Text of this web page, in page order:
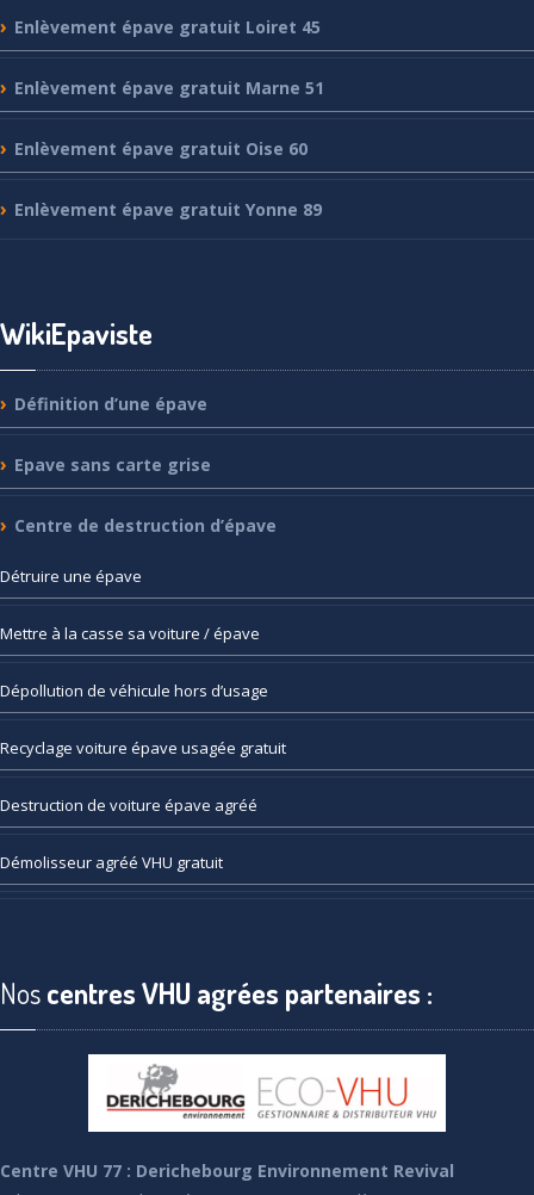
Enlèvement épave gratuit Loiret 45
Enlèvement épave gratuit Marne 51
Enlèvement épave gratuit Oise 60
Enlèvement épave gratuit Yonne 89
WikiEpaviste
Définition d’une épave
Epave sans carte grise
Centre de destruction d’épave
Détruire une épave
Mettre à la casse sa voiture / épave
Dépollution de véhicule hors d’usage
Recyclage voiture épave usagée gratuit
Destruction de voiture épave agréé
Démolisseur agréé VHU gratuit
Noscentres VHU agrées partenaires :
Centre VHU 77 : Derichebourg Environnement Revival